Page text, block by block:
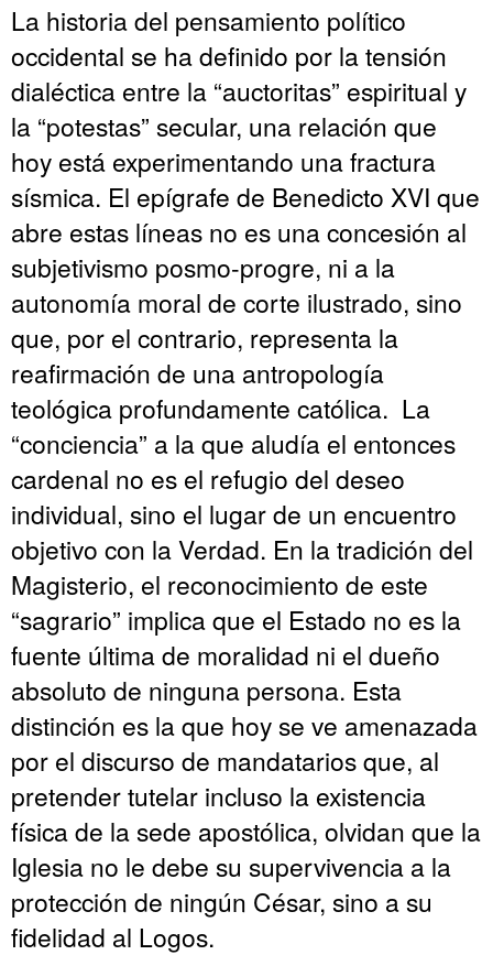
La historia del pensamiento político
occidental se ha definido por la tensión
dialéctica entre la “auctoritas” espiritual y
la “potestas” secular, una relación que
hoy está experimentando una fractura
sísmica. El epígrafe de Benedicto XVI que
abre estas líneas no es una concesión al
subjetivismo posmo-progre, ni a la
autonomía moral de corte ilustrado, sino
que, por el contrario, representa la
reafirmación de una antropología
teológica profundamente católica. La
“conciencia” a la que aludía el entonces
cardenal no es el refugio del deseo
individual, sino el lugar de un encuentro
objetivo con la Verdad. En la tradición del
Magisterio, el reconocimiento de este
“sagrario” implica que el Estado no es la
fuente última de moralidad ni el dueño
absoluto de ninguna persona. Esta
distinción es la que hoy se ve amenazada
por el discurso de mandatarios que, al
pretender tutelar incluso la existencia
física de la sede apostólica, olvidan que la
Iglesia no le debe su supervivencia a la
protección de ningún César, sino a su
fidelidad al Logos.